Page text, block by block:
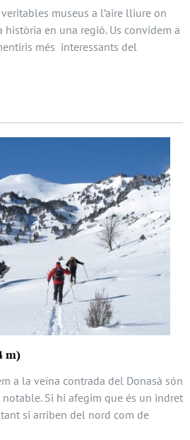
museus a l’aire lliure on
en una regió. Us convidem a
més interessants del
m)
a la veïna contrada del Donasà són
Si hi afegim que és un indret
si arriben del nord com de